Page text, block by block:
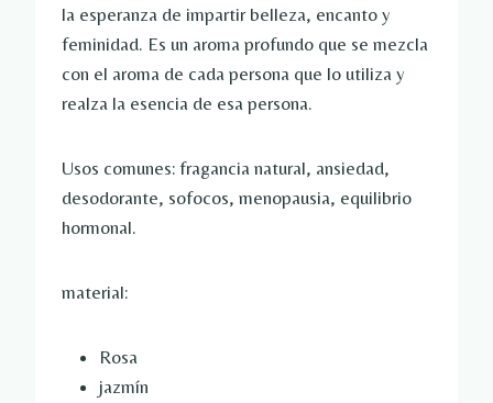
la esperanza de impartir belleza, encanto y
feminidad. Es un aroma profundo que se mezcla
con el aroma de cada persona que lo utiliza y
realza la esencia de esa persona.
Usos comunes: fragancia natural, ansiedad,
desodorante, sofocos, menopausia, equilibrio
hormonal.
material:
Rosa
jazmín